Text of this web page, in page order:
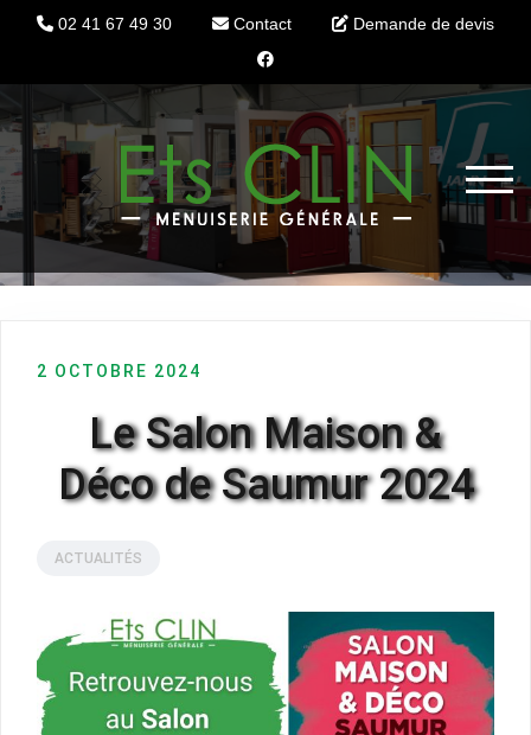
02 41 67 49 30 Contact Demande de devis
to
content
AMÉNAGEMENT INTÉRIEUR
AMÉNAGEMENT EXTÉRIEUR
2 OCTOBRE 2024
Le Salon Maison &
Déco de Saumur 2024
ACTUALITÉS